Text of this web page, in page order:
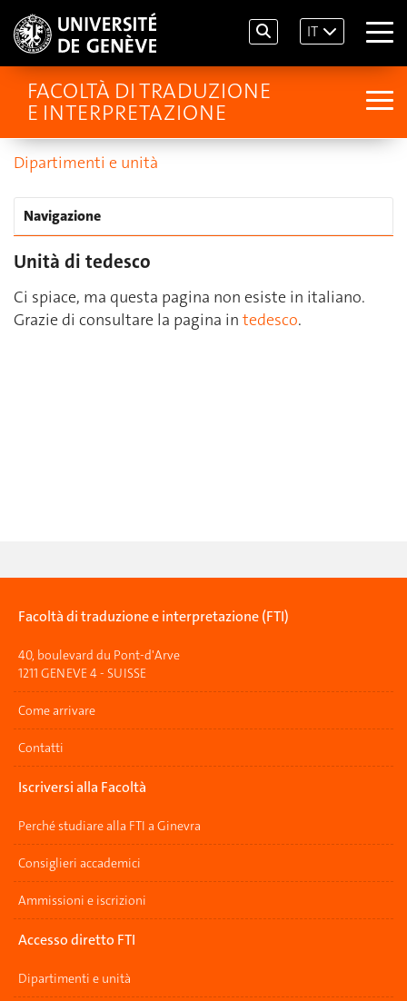
IT
FACOLTÀ DI TRADUZIONE
E INTERPRETAZIONE
Dipartimenti e unità
Navigazione
Unità di tedesco
Ci spiace, ma questa pagina non esiste in italiano.
Grazie di consultare la pagina in tedesco.
Facoltà di traduzione e interpretazione (FTI)
40, boulevard du Pont-d'Arve
1211 GENEVE 4 - SUISSE
Come arrivare
Contatti
Iscriversi alla Facoltà
Perché studiare alla FTI a Ginevra
Consiglieri accademici
Ammissioni e iscrizioni
Accesso diretto FTI
Dipartimenti e unità